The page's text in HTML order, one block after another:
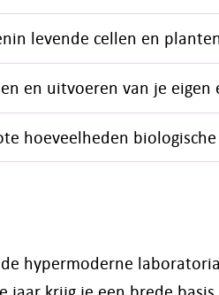
levende cellen en
en uitvoeren van je eigen
hoeveelheden
hypermoderne